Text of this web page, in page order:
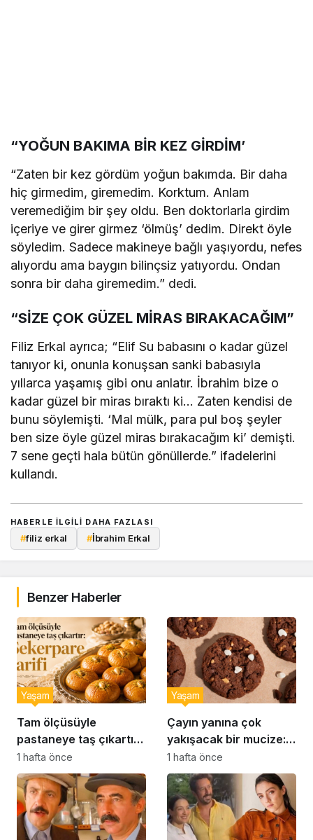
“YOĞUN BAKIMA BİR KEZ GİRDİM’
“Zaten bir kez gördüm yoğun bakımda. Bir daha
hiç girmedim, giremedim. Korktum. Anlam
veremediğim bir şey oldu. Ben doktorlarla girdim
içeriye ve girer girmez ‘ölmüş’ dedim. Direkt öyle
söyledim. Sadece makineye bağlı yaşıyordu, nefes
alıyordu ama baygın bilinçsiz yatıyordu. Ondan
sonra bir daha giremedim.” dedi.
“SİZE ÇOK GÜZEL MİRAS BIRAKACAĞIM”
Filiz Erkal ayrıca; “Elif Su babasını o kadar güzel
tanıyor ki, onunla konuşsan sanki babasıyla
yıllarca yaşamış gibi onu anlatır. İbrahim bize o
kadar güzel bir miras bıraktı ki… Zaten kendisi de
bunu söylemişti. ‘Mal mülk, para pul boş şeyler
ben size öyle güzel miras bırakacağım ki’ demişti.
7 sene geçti hala bütün gönüllerde.” ifadelerini
kullandı.
HABERLE ILGILI DAHA FAZLASI
#filiz erkal #İbrahim Erkal
Benzer Haberler
Tam ölçüsüyle
pastaneye taş çıkartır:
Şekerpare tarifi
Yaşam
1 hafta önce
Çayın yanına çok
yakışacak bir mucize:
Brownie tadında ıslak
kurabiye tarifi…
Yaşam
1 hafta önce